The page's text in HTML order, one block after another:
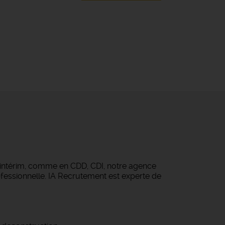
comme en CDD, CDI, notre agence
IA Recrutement est experte de